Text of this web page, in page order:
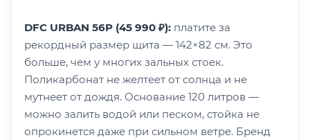
DFC URBAN 56P (45 990 ₽): платите за
рекордный размер щита — 142×82 см. Это
больше, чем у многих зальных стоек.
Поликарбонат не желтеет от солнца и не
мутнеет от дождя. Основание 120 литров —
можно залить водой или песком, стойка не
опрокинется даже при сильном ветре. Бренд